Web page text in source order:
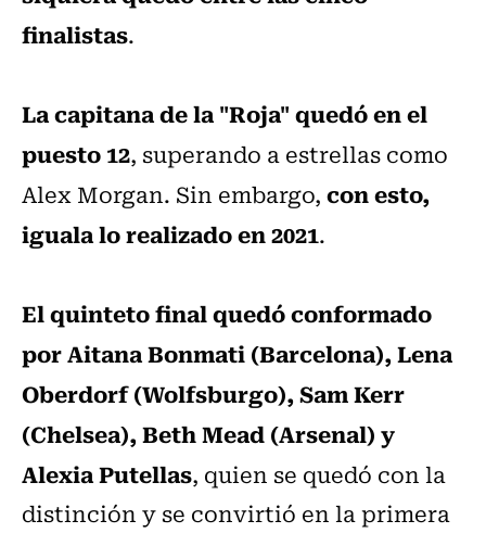
finalistas.
La capitana de la "Roja" quedó en el
puesto 12, superando a estrellas como
Alex Morgan. Sin embargo,con esto,
iguala lo realizado en 2021.
El quinteto final quedó conformado
por Aitana Bonmati (Barcelona), Lena
Oberdorf (Wolfsburgo), Sam Kerr
(Chelsea), Beth Mead (Arsenal) y
Alexia Putellas, quien se quedó con la
distinción y se convirtió en la primera